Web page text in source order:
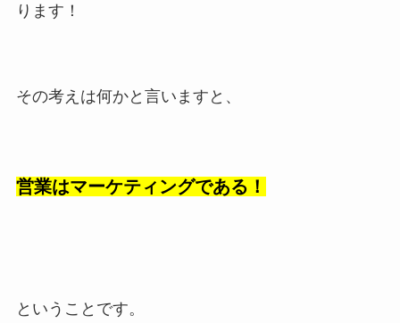
ります！
その考えは何かと言いますと、
営業はマーケティングである！
ということです。